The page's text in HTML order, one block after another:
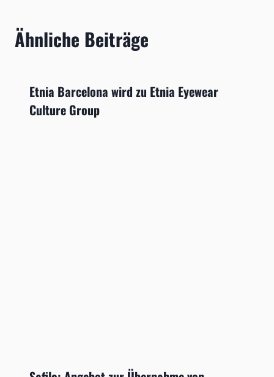
Ähnliche Beiträge
Etnia Barcelona wird zu Etnia Eyewear
Culture Group